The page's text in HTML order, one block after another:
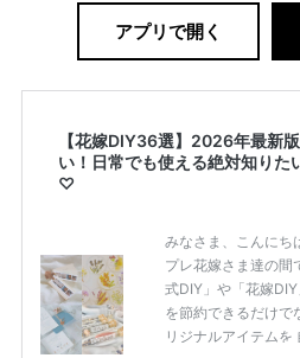
アプリで開く
【花嫁DIY36選】2026年最新
い！日常でも使える絶対知りた
♡
みなさま、こんにち
プレ花嫁さま達の間
式DIY」や「花嫁
を節約できるだけで
リジナルアイテムを